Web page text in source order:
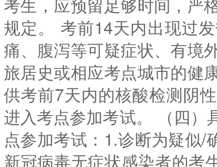
规定。 考前14天内出现过
痛、腹泻等可疑症状、有境
旅居史或相应考点城市的健
供考前7天内的核酸检测阴
进入考点参加考试。 （四）
点参加考试：1.诊断为疑似/
新冠病毒无症状感染者的考